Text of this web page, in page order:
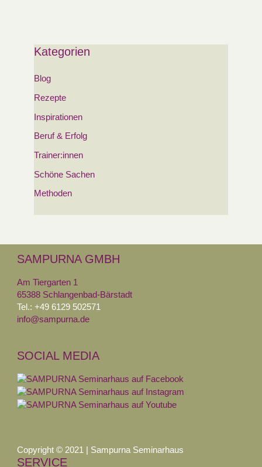
Kategorien
Blog
Rezepte
Inspirationen
Beruf & Erfolg
Trainer:innen
Schöne Sachen
Methoden
SAMPURNA GMBH
Am Tiergarten 1
65388 Schlangenbad-Bärstadt
Tel.: +49 6129 502571
info@sampurna.de
SOCIAL MEDIA
Copyright © 2021 | Sampurna Seminarhaus
SERVICE